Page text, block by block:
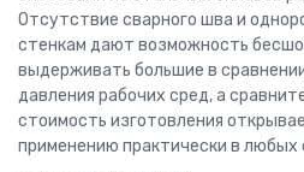
Отсутствие сварного шва и
стенкам дают возможность
выдерживать большие в
давления рабочих сред, а
стоимость изготовления
применению практически в любых